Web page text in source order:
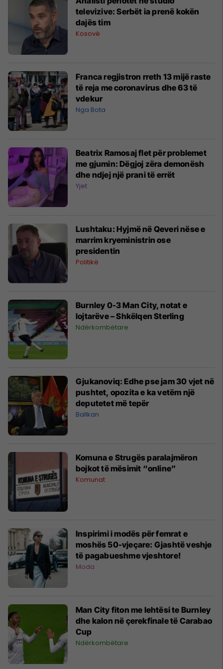
televizive: Serbët ia prenë kokën
dajës tim
Kosovë
Franca regjistron rreth 13 mijë raste
të reja me coronavirus dhe 63 të
vdekur
Nga Bota
Beatrix Ramosaj flet për problemet
me gjumin: Dëgjoj zëra demonësh
dhe ndjej një prani të errët
Yjet
Lushtaku: Hyjmë në Qeveri nëse e
marrim kryeministrin ose
presidentin
Politikë
Burnley 0-3 Man City, notat e
lojtarëve – Shkëlqen Sterling
Ndërkombëtare
Gjukanoviq: Edhe pse jam 30 vjet në
pushtet, opozita e ka vetëm një
deputetet më tepër
Ballkan
Komuna e Strugës paralajmëron
bojkot të mësimit “online”
Komunat
Inspirimi i modës për femrat e
moshës 50-vjeçare: Gjashtë veshje
të pagabueshme vjeshtore!
Moda
Man City fiton me lehtësi te Burnley
dhe kalon në çerekfinale të Carabao
Cup
Ndërkombëtare